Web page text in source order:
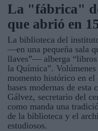
La "fábrica"
que abrió en
La biblioteca del
—en una pequeña sala
llaves”— alberga “libros
la Química”.
momento histórico en el
bases modernas de esta
Gálvez, secretario del
como manda una
de la biblioteca y el
estudiosos.